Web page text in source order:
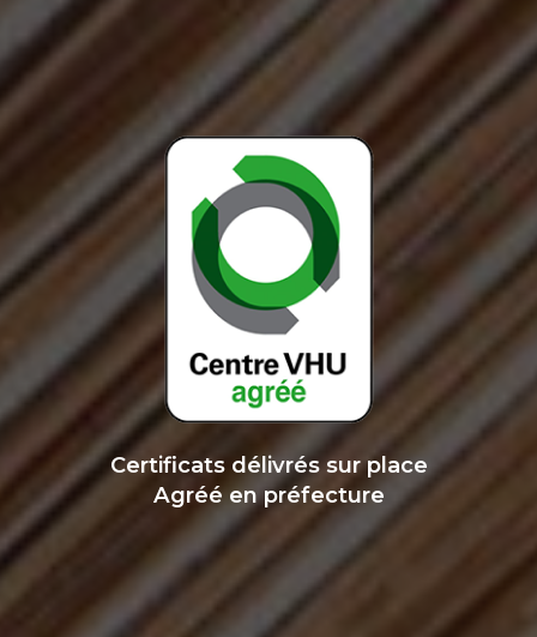
Certificats délivrés sur place
Agréé en préfecture